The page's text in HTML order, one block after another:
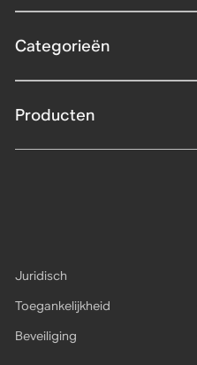
Categorieën
Producten
Juridisch
Toegankelijkheid
Beveiliging